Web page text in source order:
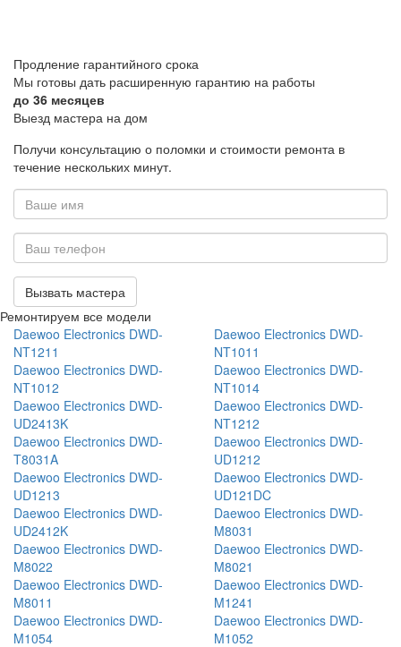
Продление гарантийного срока
Мы готовы дать расширенную гарантию на работы
до 36 месяцев
Выезд мастера на дом
Получи консультацию о поломки и стоимости ремонта в
течение нескольких минут.
Ваше
имя
*Ваш
телефон
*
Вызвать мастера
Ремонтируем все модели
Daewoo Electronics DWD-
NT1211
Daewoo Electronics DWD-
NT1011
Daewoo Electronics DWD-
NT1012
Daewoo Electronics DWD-
NT1014
Daewoo Electronics DWD-
UD2413K
Daewoo Electronics DWD-
NT1212
Daewoo Electronics DWD-
T8031A
Daewoo Electronics DWD-
UD1212
Daewoo Electronics DWD-
UD1213
Daewoo Electronics DWD-
UD121DC
Daewoo Electronics DWD-
UD2412K
Daewoo Electronics DWD-
M8031
Daewoo Electronics DWD-
M8022
Daewoo Electronics DWD-
M8021
Daewoo Electronics DWD-
M8011
Daewoo Electronics DWD-
M1241
Daewoo Electronics DWD-
M1054
Daewoo Electronics DWD-
M1052